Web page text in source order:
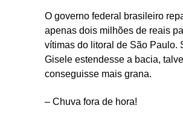
O governo federal brasileiro
apenas dois milhões de reais
vítimas do litoral de São Paulo.
Gisele estendesse a bacia,
conseguisse mais grana.
– Chuva fora de hora!